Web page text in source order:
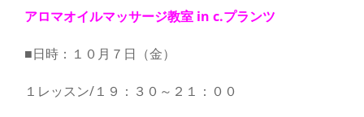
アロマオイルマッサージ教室 in c.プランツ
■日時：１０月７日（金）
１レッスン/１９：３０～２１：００